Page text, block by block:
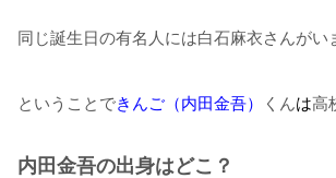
同じ誕生日の有名人には白石麻衣さんがい
ということできんご（内田金吾） くんは高
内田金吾の出身はどこ？